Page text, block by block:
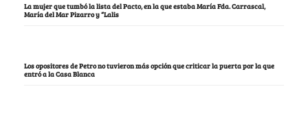
La mujer que tumbó la lista del Pacto, en la que estaba María Fda. Carrascal,
María del Mar Pizarro y “Lalis
Los opositores de Petro no tuvieron más opción que criticar la puerta por la que
entró a la Casa Blanca